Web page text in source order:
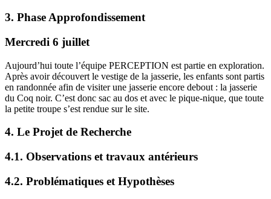
3. Phase Approfondissement
Mercredi 6 juillet
Aujourd’hui toute l’équipe PERCEPTION est partie en exploration.
Après avoir découvert le vestige de la jasserie, les enfants sont partis
en randonnée afin de visiter une jasserie encore debout : la jasserie
du Coq noir. C’est donc sac au dos et avec le pique-nique, que toute
la petite troupe s’est rendue sur le site.
4. Le Projet de Recherche
4.1. Observations et travaux antérieurs
4.2. Problématiques et Hypothèses